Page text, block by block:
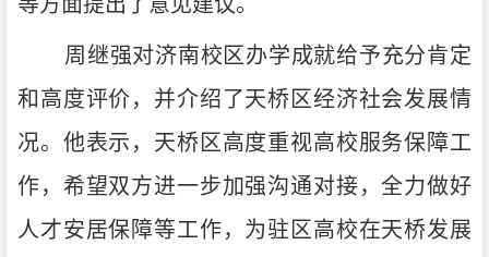
周继强对济南校区办学成就给予充分肯定
和高度评价，并介绍了天桥区经济社会发展情
况。他表示，天桥区高度重视高校服务保障工
作，希望双方进一步加强沟通对接，全力做好
人才安居保障等工作，为驻区高校在天桥发展